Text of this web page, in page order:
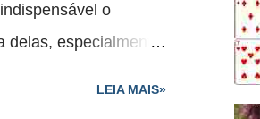
o
delas, especialmente
ou nela têm
LEIA MAIS»